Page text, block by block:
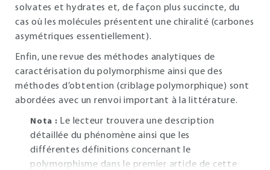
solvates et hydrates et, de façon plus succincte, du
cas où les molécules présentent une chiralité (carbones
asymétriques essentiellement).
Enfin, une revue des méthodes analytiques de
caractérisation du polymorphisme ainsi que des
méthodes d’obtention (criblage polymorphique) sont
abordées avec un renvoi important à la littérature.
Nota : Le lecteur trouvera une description
détaillée du phénomène ainsi que les
différentes définitions concernant le
polymorphisme dans le premier article de cette